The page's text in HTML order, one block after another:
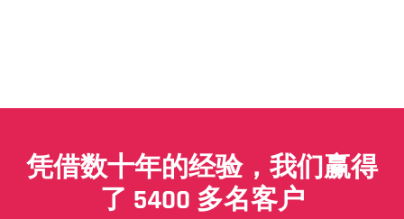
凭借数十年的经验，我们赢得
了 5400 多名客户